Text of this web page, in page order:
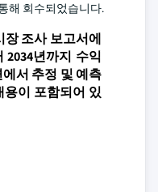
해 회수되었습니다.
장 조사 보고서에
2034년까지 수익
서 추정 및 예측
용이 포함되어 있